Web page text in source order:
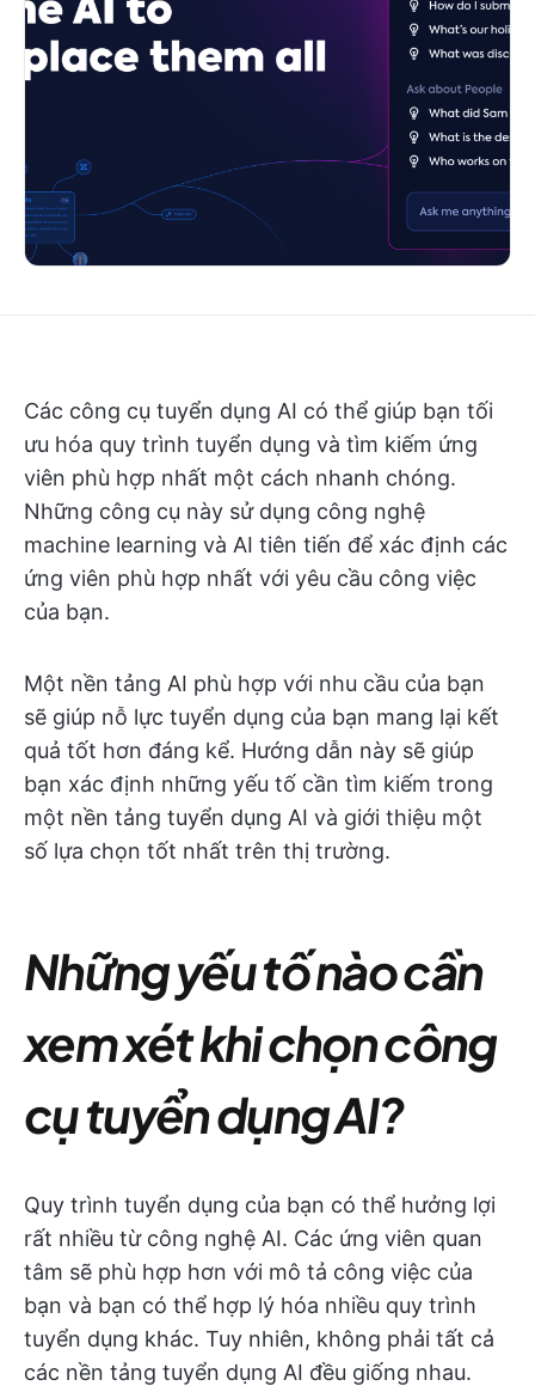
Các công cụ tuyển dụng AI có thể giúp bạn tối
ưu hóa quy trình tuyển dụng và tìm kiếm ứng
viên phù hợp nhất một cách nhanh chóng.
Những công cụ này sử dụng công nghệ
machine learning và AI tiên tiến để xác định các
ứng viên phù hợp nhất với yêu cầu công việc
của bạn.
Một nền tảng AI phù hợp với nhu cầu của bạn
sẽ giúp nỗ lực tuyển dụng của bạn mang lại kết
quả tốt hơn đáng kể. Hướng dẫn này sẽ giúp
bạn xác định những yếu tố cần tìm kiếm trong
một nền tảng tuyển dụng AI và giới thiệu một
số lựa chọn tốt nhất trên thị trường.
Những yếu tố nào cần
xem xét khi chọn công
cụ tuyển dụng AI?
Quy trình tuyển dụng của bạn có thể hưởng lợi
rất nhiều từ công nghệ AI. Các ứng viên quan
tâm sẽ phù hợp hơn với mô tả công việc của
bạn và bạn có thể hợp lý hóa nhiều quy trình
tuyển dụng khác. Tuy nhiên, không phải tất cả
các nền tảng tuyển dụng AI đều giống nhau.